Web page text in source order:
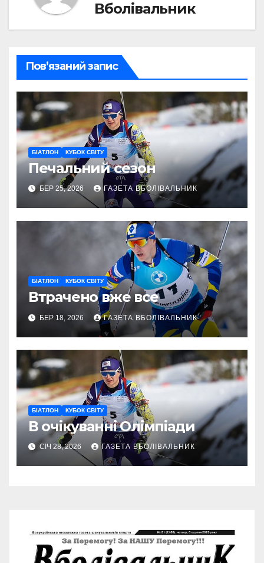
Вболівальник
Пов’язаний запис
БІАТЛОН КУБОК СВІТУ
Печальний сезон
БЕР 25, 2026 ГАЗЕТА ВБОЛІВАЛЬНИК
БІАТЛОН КУБОК СВІТУ
Втрачено вже все
БЕР 18, 2026 ГАЗЕТА ВБОЛІВАЛЬНИК
БІАТЛОН КУБОК СВІТУ
В очікуванні Олімпіади
СІЧ 28, 2026 ГАЗЕТА ВБОЛІВАЛЬНИК